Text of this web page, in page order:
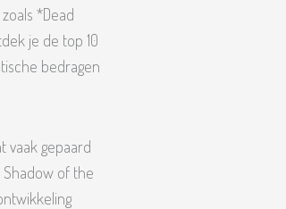
*Dead
je de top 10
bedragen
vaak gepaard
Shadow of the